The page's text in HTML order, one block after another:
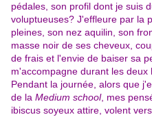
pédales, son profil dont je suis
voluptueuses? J'effleure par la
pleines, son nez aquilin, son
masse noir de ses cheveux,
de frais et l'envie de baiser sa
m'accompagne durant les deux
Pendant la journée, alors que
de la Medium school, mes
ibiscus soyeux attire, volent